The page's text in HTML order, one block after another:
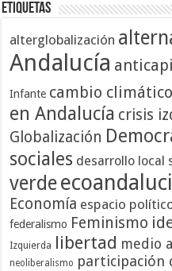
Etiquetas
alterglobalización
Andalucía
Infante cambio climático
en Andalucía crisis
Globalización
sociales desarrollo local
verde
Economía espacio
federalismo Feminismo
Izquierda libertad medio
neoliberalismo participación